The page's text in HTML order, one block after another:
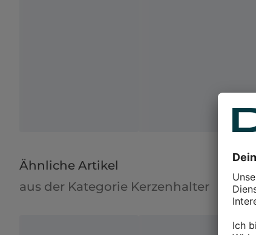
Ähnliche Artikel
aus der Kategorie Kerzenhalter